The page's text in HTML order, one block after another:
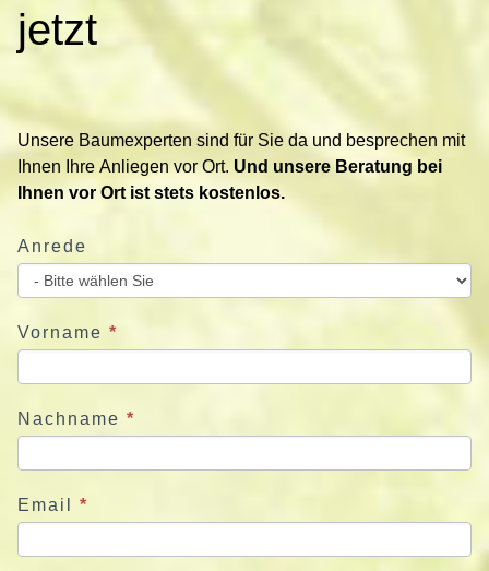
t
e
r
e
S
e
u
n
s
e
t
jetzt
Unsere Baumexperten sind für Sie da und besprechen mit
Ihnen Ihre Anliegen vor Ort. Und unsere Beratung bei
Ihnen vor Ort ist stets kostenlos.
Anrede
Vorname *
Nachname *
Email *